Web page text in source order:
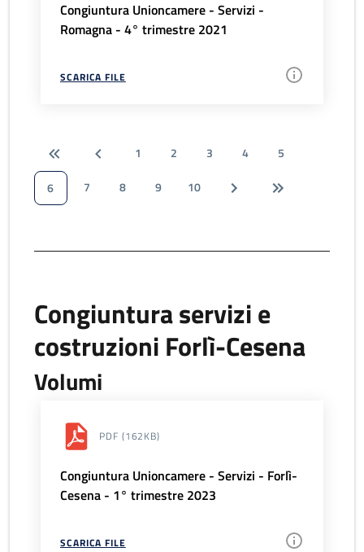
Congiuntura Unioncamere - Servizi -
Romagna - 4° trimestre 2021
SCARICA FILE
1 2 3 4
5
6
7 8 9 10
Congiuntura servizi e
costruzioni Forlì-Cesena
Volumi
PDF (162KB)
Congiuntura Unioncamere - Servizi - Forlì-
Cesena - 1° trimestre 2023
SCARICA FILE